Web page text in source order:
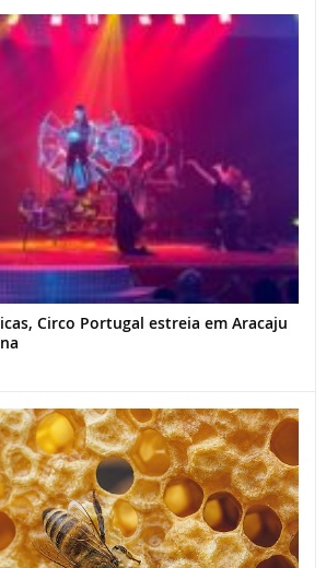
Circo Portugal estreia em Aracaju